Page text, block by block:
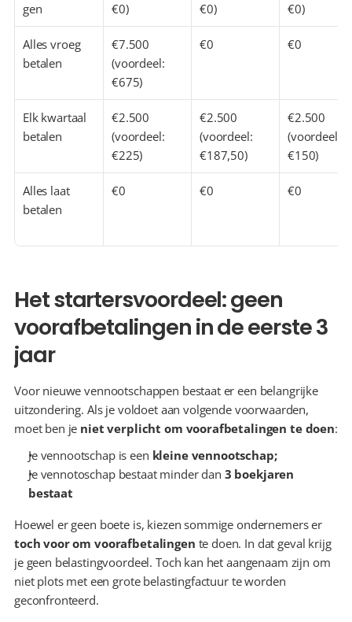
gen
€0)
€0)
€0)
Alles vroeg
betalen
€7.500
(voordeel:
€675)
€0 €0
Elk kwartaal
betalen
€2.500
(voordeel:
€225)
€2.500
(voordeel:
€187,50)
€2.500
(voordeel:
€150)
Alles laat
betalen
€0 €0 €0
Het startersvoordeel: geen
voorafbetalingen in de eerste 3
jaar
Voor nieuwe vennootschappen bestaat er een belangrijke
uitzondering. Als je voldoet aan volgende voorwaarden,
moet ben je niet verplicht om voorafbetalingen te doen:
Je vennootschap is een kleine vennootschap;
Je vennotoschap bestaat minder dan 3 boekjaren
bestaat
Hoewel er geen boete is, kiezen sommige ondernemers er
toch voor om voorafbetalingen te doen. In dat geval krijg
je geen belastingvoordeel. Toch kan het aangenaam zijn om
niet plots met een grote belastingfactuur te worden
geconfronteerd.